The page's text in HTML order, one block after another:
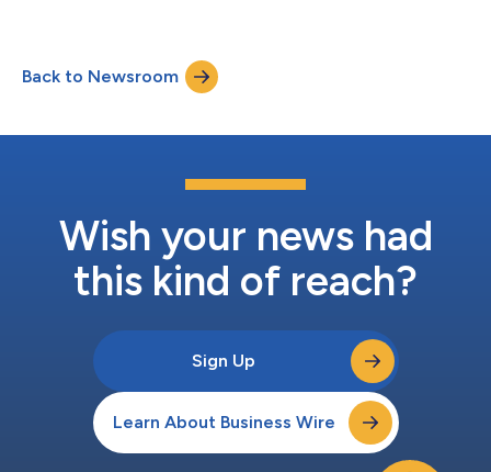
SolarWinds行銷戰略副總裁Nik Koutsoukos表示：「在當今世
界，雲端原生數位服務和應用程式已成為全球經濟和業務的重要組
成部分。數位用戶體驗、資料安全、成本管理和差異化競爭的風險
性。在Gartner®活動中，SolarWinds將展示綜合可觀測性和服務
修復實際或潛在問題的平均時間。」 全球Gartner會議 Gartner IT
Symposium/Xpo會議將資訊長和IT領導者...
Back to Newsroom
Wish your news had
this kind of reach?
Sign Up
Learn About Business Wire